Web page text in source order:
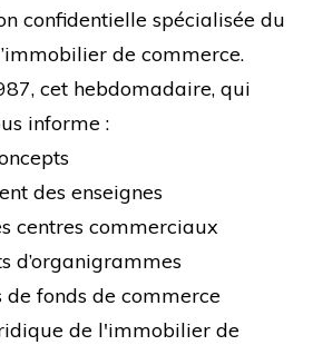
confidentielle spécialisée du
de commerce.
cet hebdomadaire, qui
informe :
des enseignes
centres commerciaux
d’organigrammes
de fonds de commerce
de l'immobilier de